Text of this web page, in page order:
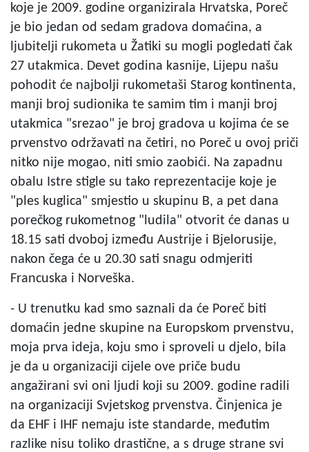
koje je 2009. godine organizirala Hrvatska, Poreč
je bio jedan od sedam gradova domaćina, a
ljubitelji rukometa u Žatiki su mogli pogledati čak
27 utakmica. Devet godina kasnije, Lijepu našu
pohodit će najbolji rukometaši Starog kontinenta,
manji broj sudionika te samim tim i manji broj
utakmica "srezao" je broj gradova u kojima će se
prvenstvo održavati na četiri, no Poreč u ovoj priči
nitko nije mogao, niti smio zaobići. Na zapadnu
obalu Istre stigle su tako reprezentacije koje je
"ples kuglica" smjestio u skupinu B, a pet dana
porečkog rukometnog "ludila" otvorit će danas u
18.15 sati dvoboj između Austrije i Bjelorusije,
nakon čega će u 20.30 sati snagu odmjeriti
Francuska i Norveška.
- U trenutku kad smo saznali da će Poreč biti
domaćin jedne skupine na Europskom prvenstvu,
moja prva ideja, koju smo i sproveli u djelo, bila
je da u organizaciji cijele ove priče budu
angažirani svi oni ljudi koji su 2009. godine radili
na organizaciji Svjetskog prvenstva. Činjenica je
da EHF i IHF nemaju iste standarde, međutim
razlike nisu toliko drastične, a s druge strane svi